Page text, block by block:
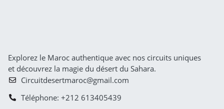
Explorez le Maroc authentique avec nos circuits uniques
et découvrez la magie du désert du Sahara.
Circuitdesertmaroc@gmail.com
Téléphone: +212 613405439